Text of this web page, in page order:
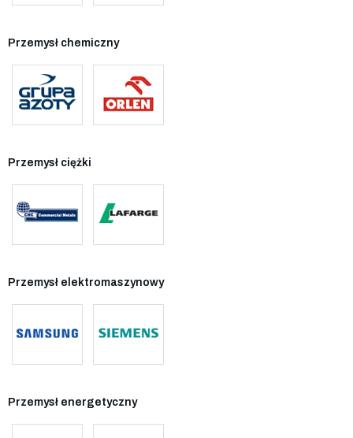
Przemysł chemiczny
Przemysł ciężki
Przemysł elektromaszynowy
Przemysł energetyczny